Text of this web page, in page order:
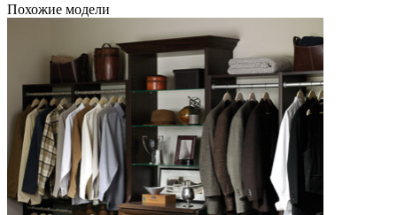
Похожие модели